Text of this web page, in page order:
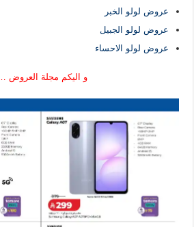
عروض لولو الخبر
عروض لولو الجبيل
عروض لولو الاحساء
و اليكم مجلة العروض ….